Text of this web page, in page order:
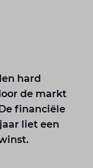
hard
de markt
financiële
liet een